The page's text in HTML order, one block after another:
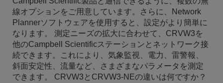
線オプションをご用意しています。さらに、Network
Plannerソフトウェアを使用すると、設定がより簡単に
なります。 測定ニーズの拡大に合わせて、CRVW3を
他のCampbell Scientificステーションとネットワーク接
続できます。これにより、気象監視、電力、雷警報、
斜面安定性、流量など、さまざまなパラメータを測定
できます。 CRVW3とCRVW3-NEの違いは何ですか？